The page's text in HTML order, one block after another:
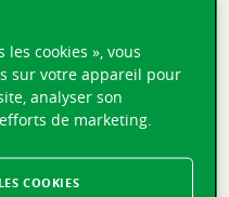
cookies », vous
sur votre appareil pour
analyser son
de marketing.
COOKIES